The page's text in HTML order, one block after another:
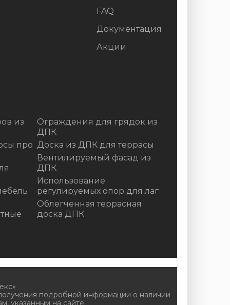
FAQ
Документация
Акции
из
про
Ограждения для грядок из
ДПК
Доска из ДПК для террасы
Вентилируемый фасад из
ДПК
Использование
регулируемых опор для лаг
Облегченная террасная
доска ДПК
подробной информации о наличии
указанным на сайте.